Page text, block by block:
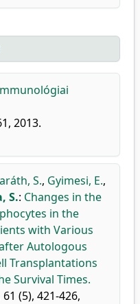
2013.
S., Gyimesi, E.,
S.: Changes in the
in the
with Various
Autologous
Transplantations
Survival Times.
61 (5), 421-426,